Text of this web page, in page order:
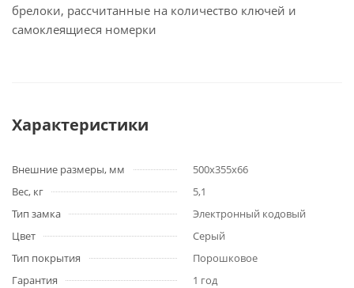
брелоки, рассчитанные на количество ключей и
самоклеящиеся номерки
Характеристики
Внешние размеры, мм
500x355x66
Вес, кг
5,1
Тип замка
Электронный кодовый
Цвет
Серый
Тип покрытия
Порошковое
Гарантия
1 год